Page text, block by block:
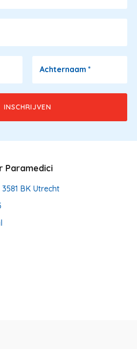
Achternaam *
Paramedici
BK Utrecht